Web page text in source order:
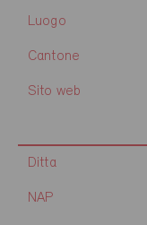
Luogo
Cantone
Sito web
Ditta
NAP